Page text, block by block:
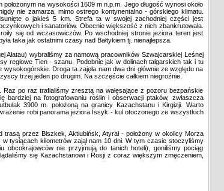
na wysokości 1609 m n.p.m. Jego długość wynosi około
nie zamarza, mimo ostrego kontynentalno - górskiego klimatu.
o jakieś 5 km. Strefa ta w swojej zachodniej części jest
i sanatoriów. Obecnie większość z nich zbankrutowała.
się od wczasowiczów. Po wschodniej stronie jeziora teren jest
taka jak ostatnimi czasy nad Bałtykiem tj. nienajlepsza.
wybraliśmy za namową pracowników Szwajcarskiej Leśnej
reglowe Tien - szanu. Podobnie jak w dolinach talgarskich tak i tu
Droga ta zajęła nam dwa dni głównie ze względu na
trzej jeden po drugim. Na szczęście całkiem niegroźnie.
po raz trafialiśmy zresztą na wałęsające z pozoru bezpańskie
bardziej na fotografowaniu roślin i obserwacji ptaków, zwłaszcza
3900 m. położoną na granicy Kazachstanu i Kirgizji. Warto
robi panorama jeziora Issyk - kul otoczonego ze wszystkich
przez Biszkek, Aktiubińsk, Atyrał - położony w okolicy Morza
tysiącach kilometrów zajął nam 10 dni. W tym czasie stoczyliśmy
nie przyjmują do tanich hoteli), goniliśmy pociąg
się Kazachstanowi i Rosji z coraz większym zmęczeniem,